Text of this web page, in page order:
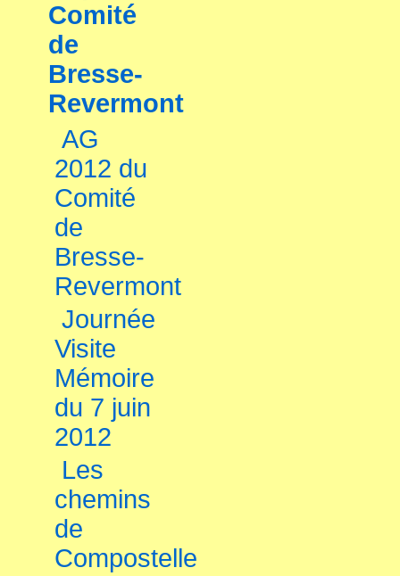
Comité
de
Bresse-
Revermont
AG
2012 du
Comité
de
Bresse-
Revermont
Journée
Visite
Mémoire
du 7 juin
2012
Les
chemins
de
Compostelle